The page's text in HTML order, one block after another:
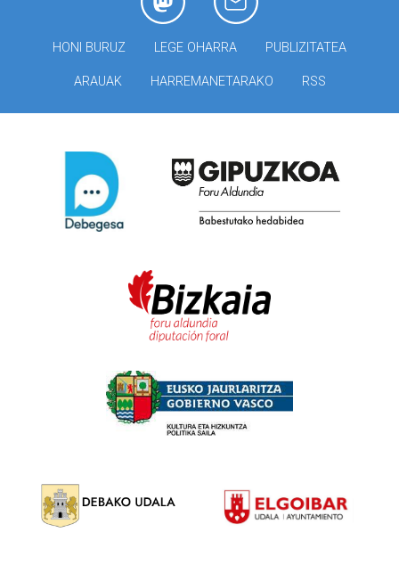
HONI BURUZ LEGE OHARRA PUBLIZITATEA
ARAUAK HARREMANETARAKO RSS